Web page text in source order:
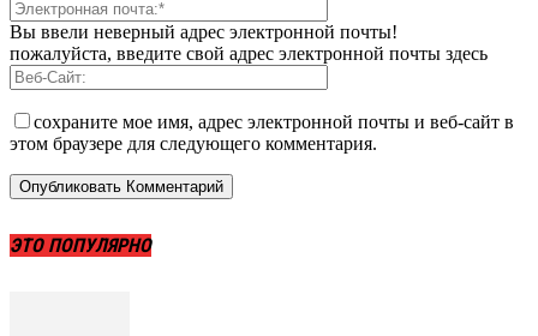
Вы ввели неверный адрес электронной почты!
пожалуйста, введите свой адрес электронной почты здесь
сохраните мое имя, адрес электронной почты и веб-сайт в
этом браузере для следующего комментария.
ЭТО ПОПУЛЯРНО